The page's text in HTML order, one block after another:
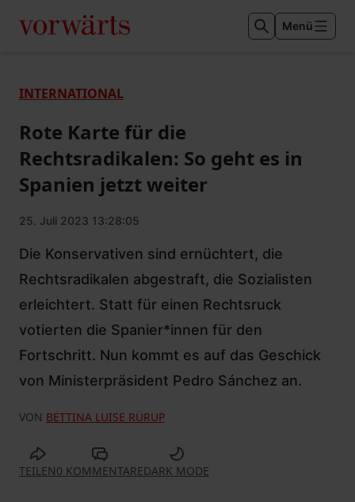
Menü
INTERNATIONAL
Rote Karte für die
Rechtsradikalen: So geht es in
Spanien jetzt weiter
25. Juli 2023 13:28:05
Die Konservativen sind ernüchtert, die
Rechtsradikalen abgestraft, die Sozialisten
erleichtert. Statt für einen Rechtsruck
votierten die Spanier*innen für den
Fortschritt. Nun kommt es auf das Geschick
von Ministerpräsident Pedro Sánchez an.
VON BETTINA LUISE RÜRUP
TEILEN0 KOMMENTAREDARK MODE